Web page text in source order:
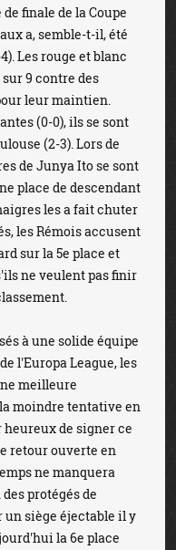
finale de la Coupe
a, semble-t-il, été
Les rouge et blanc
9 contre des
leur maintien.
(0-0), ils se sont
(2-3). Lors de
de Junya Ito se sont
place de descendant
les a fait chuter
les Rémois accusent
sur la 5e place et
ne veulent pas finir
à une solide équipe
l'Europa League, les
meilleure
moindre tentative en
de signer ce
retour ouverte en
ne manquera
protégés de
un siège éjectable il y
la 6e place